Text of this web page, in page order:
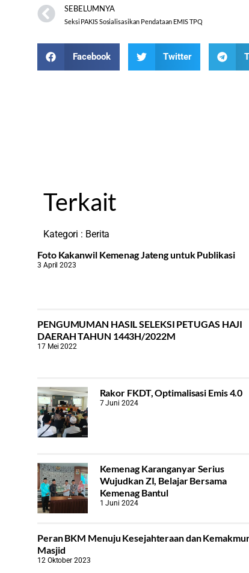
SEBELUMNYA
Seksi PAKIS Sosialisasikan Pendataan EMIS TPQ
Facebook Twitter
Terkait
Kategori : Berita
Foto Kakanwil Kemenag Jateng untuk Publikasi
3 April 2023
PENGUMUMAN HASIL SELEKSI PETUGAS HAJI
DAERAH TAHUN 1443H/2022M
17 Mei 2022
Rakor FKDT, Optimalisasi Emis 4.0
7 Juni 2024
Kemenag Karanganyar Serius
Wujudkan ZI, Belajar Bersama
Kemenag Bantul
1 Juni 2024
Peran BKM Menuju Kesejahteraan dan
Masjid
12 Oktober 2023